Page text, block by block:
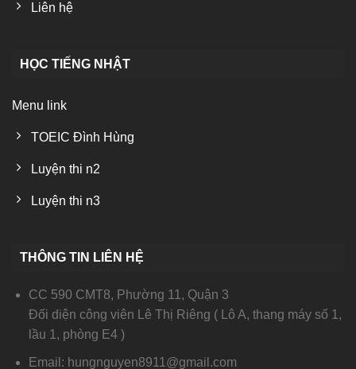
Liên hệ
HỌC TIẾNG NHẬT
Menu link
TOEIC Đình Hùng
Luyện thi n2
Luyện thi n3
THÔNG TIN LIÊN HỆ
CC 590 CMT8, Phường 11, Quận 3
Đối diện công viên Lê Thị Riêng ( Lô A, thang máy số 1,
lầu 1, phòng E4 )
Email: hungnguyen8911@gmail.com